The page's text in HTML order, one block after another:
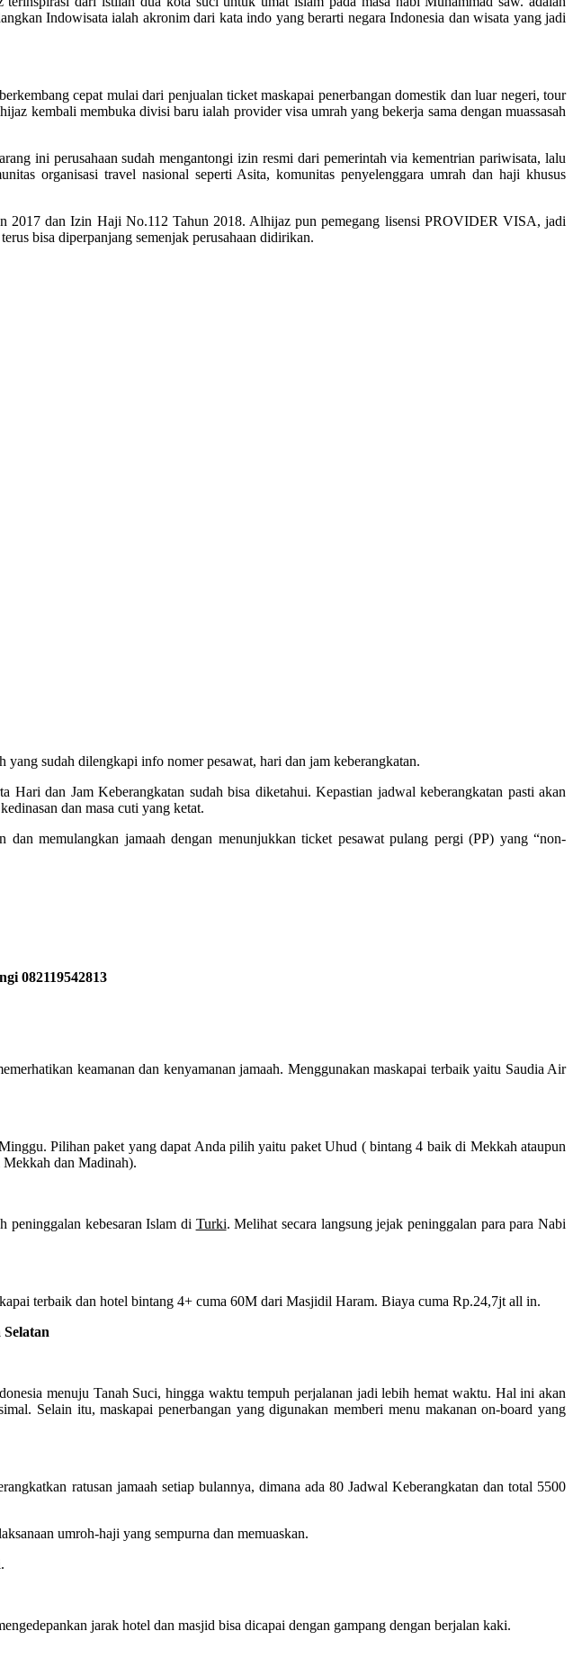
Indowisata ialah akronim dari kata indo yang berarti negara Indonesia dan wisata yang jadi
cepat mulai dari penjualan ticket maskapai penerbangan domestik dan luar negeri, tour
kembali membuka divisi baru ialah provider visa umrah yang bekerja sama dengan muassasah
ini perusahaan sudah mengantongi izin resmi dari pemerintah via kementrian pariwisata, lalu
organisasi travel nasional seperti Asita, komunitas penyelenggara umrah dan haji khusus
2017 dan Izin Haji No.112 Tahun 2018. Alhijaz pun pemegang lisensi PROVIDER VISA, jadi
bisa diperpanjang semenjak perusahaan didirikan.
sudah dilengkapi info nomer pesawat, hari dan jam keberangkatan.
dan Jam Keberangkatan sudah bisa diketahui. Kepastian jadwal keberangkatan pasti akan
dan masa cuti yang ketat.
memulangkan jamaah dengan menunjukkan ticket pesawat pulang pergi (PP) yang “non-
082119542813
keamanan dan kenyamanan jamaah. Menggunakan maskapai terbaik yaitu Saudia Air
Pilihan paket yang dapat Anda pilih yaitu paket Uhud ( bintang 4 baik di Mekkah ataupun
dan Madinah).
peninggalan kebesaran Islam di Turki. Melihat secara langsung jejak peninggalan para para Nabi
terbaik dan hotel bintang 4+ cuma 60M dari Masjidil Haram. Biaya cuma Rp.24,7jt all in.
menuju Tanah Suci, hingga waktu tempuh perjalanan jadi lebih hemat waktu. Hal ini akan
Selain itu, maskapai penerbangan yang digunakan memberi menu makanan on-board yang
ratusan jamaah setiap bulannya, dimana ada 80 Jadwal Keberangkatan dan total 5500
umroh-haji yang sempurna dan memuaskan.
jarak hotel dan masjid bisa dicapai dengan gampang dengan berjalan kaki.